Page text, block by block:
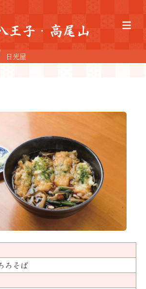
王子・高尾山
日光屋
ろそば